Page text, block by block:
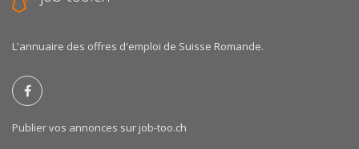
L'annuaire des offres d'emploi de Suisse Romande.
Publier vos annonces sur job-too.ch